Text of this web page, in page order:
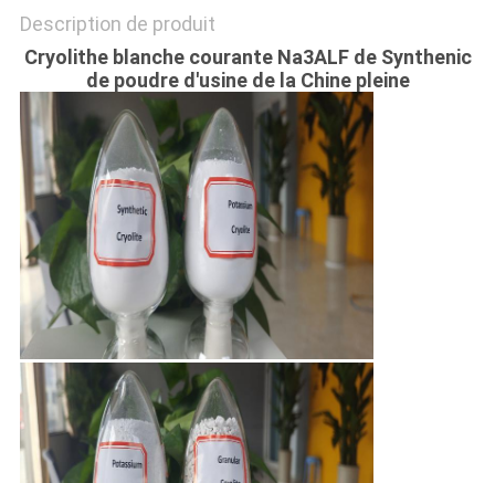
POLITIQUE
DE
CONFIDENTIALITÉ
Description de produit
Cryolithe blanche courante Na3ALF de Synthenic
de poudre d'usine de la Chine pleine